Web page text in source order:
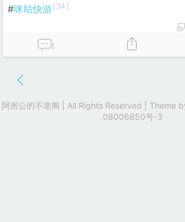
#咪咕快游[34]
!
阿房公的不老阁 | All Rights Reserved | Theme
08006850号-3